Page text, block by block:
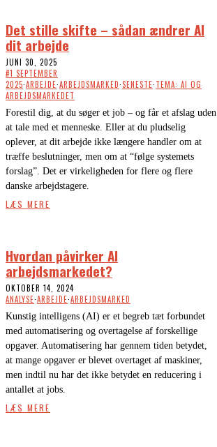
Det stille skifte – sådan ændrer AI
dit arbejde
JUNI 30, 2025
#1 SEPTEMBER
2025·ARBEJDE·ARBEJDSMARKED·SENESTE·TEMA: AI OG
ARBEJDSMARKEDET
Forestil dig, at du søger et job – og får et afslag uden
at tale med et menneske. Eller at du pludselig
oplever, at dit arbejde ikke længere handler om at
træffe beslutninger, men om at “følge systemets
forslag”. Det er virkeligheden for flere og flere
danske arbejdstagere.
LÆS MERE
Hvordan påvirker AI
arbejdsmarkedet?
OKTOBER 14, 2024
ANALYSE·ARBEJDE·ARBEJDSMARKED
Kunstig intelligens (AI) er et begreb tæt forbundet
med automatisering og overtagelse af forskellige
opgaver. Automatisering har gennem tiden betydet,
at mange opgaver er blevet overtaget af maskiner,
men indtil nu har det ikke betydet en reducering i
antallet at jobs.
LÆS MERE